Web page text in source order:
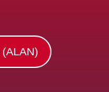
(ALAN)